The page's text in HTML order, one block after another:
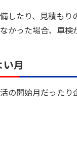
したり、見積も
かった場合、車検
月
の開始月だったり